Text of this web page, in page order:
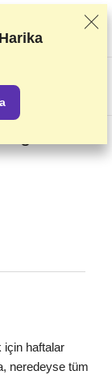
baz alarak
ticari
yapılan
US$
için haftalar
neredeyse tüm
Harika